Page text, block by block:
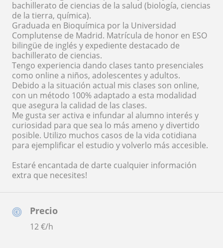
Precio
12€/h
bachillerato de ciencias de la salud (biología, ciencias
de la tierra, química).
Graduada en Bioquímica por la Universidad
Complutense de Madrid. Matrícula de honor en ESO
bilingüe de inglés y expediente destacado de
bachillerato de ciencias.
Tengo experiencia dando clases tanto presenciales
como online a niños, adolescentes y adultos.
Debido a la situación actual mis clases son online,
con un método 100% adaptado a esta modalidad
que asegura la calidad de las clases.
Me gusta ser activa e infundar al alumno interés y
curiosidad para que sea lo más ameno y divertido
posible. Utilizo muchos casos de la vida cotidiana
para ejemplificar el estudio y volverlo más accesible.
Estaré encantada de darte cualquier información
extra que necesites!